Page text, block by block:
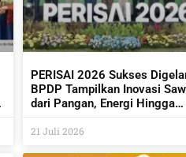
PERISAI 2026 Sukses
BPDP Tampilkan Inovasi
dari Pangan, Energi Hingga
21 Juli 2026